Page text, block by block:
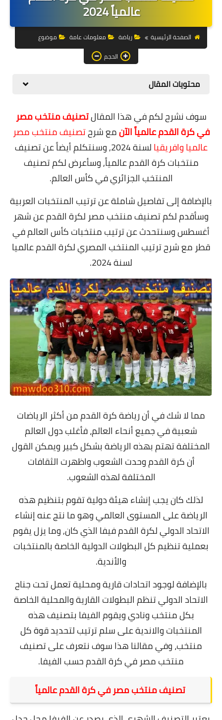
التجارة الالكترونية
التسويق
التداول
الهاتف
المواقع
زيادة متابعين
العملات المشفرة
الاستثمار
عالمياً 2024
الصفحة الرئيسية رياضة معلومات عامة
موضوع
الحجم
محتويات المقال
سوف نشرح لكم في هذا المقالتصنيف منتخب مصر
في كرة القدم عالمياً الآنمع شرحتصنيف منتخب مصر
عالميا وافريقيا
لسنة 2024, وسنتكلم أيضاً عن تصنيف
منتخبات كرة القدم عالمياً, وسأعرض لكم تصنيف
المنتخب الجزائري في كأس العالم.
بالإضافة إلى تفاصيل شاملة عن ترتيب المنتخبات العربية
وسأقدم لكم تصنيف منتخب مصر لكرة القدم عن شهر
أغسطس وسنتحدث عن ترتيب منتخبات كأس العالم في
قطر مع شرح ترتيب المنتخب المصري لكرة القدم عالميا
لسنة 2024.
مما لا شك في أن رياضة كرة القدم من أكثر الرياضات
شعبية في جميع أنحاء العالم، فأغلب دول العالم
المختلفة تهتم بهذه الرياضة بشكل كبير ويمكن القول
أن كرة القدم وحدت الشعوب واظهرت الثقافات
المختلفة لهذه الشعوب.
لذلك كان يجب إنشاء هيئة دولية تقوم بتنظيم هذه
الرياضة على المستوى العالمي وهو ما نتج عنه إنشاء
الاتحاد الدولي لكرة القدم فيفا الذي كان, وما يزل يقوم
بعملية تنظيم كل البطولات الدولية الخاصة بالمنتخبات
والأندية.
بالإضافة لوجود اتحادات قارية ومحلية تعمل تحت جناح
الاتحاد الدولي تنظم البطولات القارية والمحلية الخاصة
بكل منتخب ونادي ويقوم الفيفا بتصنيف هذه
المنتخبات والاندية على سلم ترتيب لتحديد قوة كل
منتخب، وفي مقالنا هذا سوف نتعرف على تصنيف
منتخب مصر في كرة القدم حسب الفيفا.
تصنيف منتخب مصر في كرة القدم عالمياً